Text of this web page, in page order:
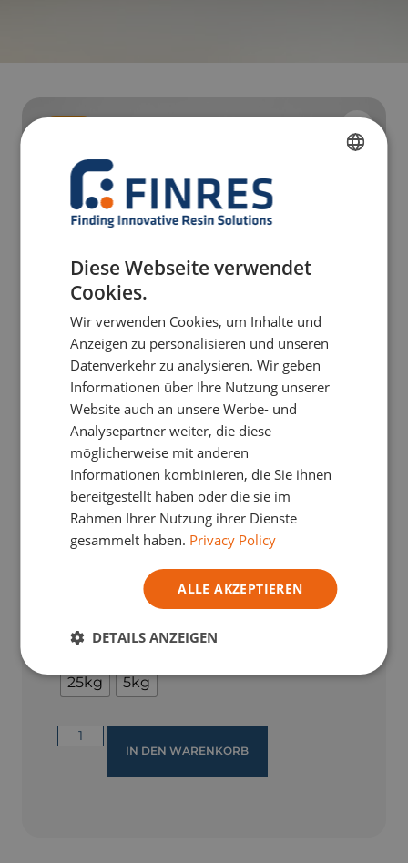
Apd :€13,46TVA Incl.
Verdienen Sie
diesem Einkauf.
Weight
25kg
5kg
IN DEN WARENKORB
ITALIAN
Diese Webseite verwendet
Cookies.
Wir verwenden Cookies, um Inhalte und
Anzeigen zu personalisieren und unseren
Datenverkehr zu analysieren. Wir geben
Informationen über Ihre Nutzung unserer
Website auch an unsere Werbe- und
Analysepartner weiter, die diese
möglicherweise mit anderen
Informationen kombinieren, die Sie ihnen
bereitgestellt haben oder die sie im
Rahmen Ihrer Nutzung ihrer Dienste
gesammelt haben. Privacy Policy
ALLE AKZEPTIEREN
DETAILS ANZEIGEN